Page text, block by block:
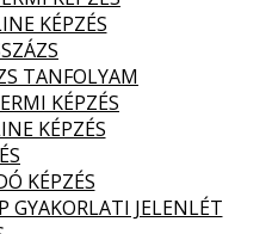
KÉPZÉS
TANFOLYAM
KÉPZÉS
KÉPZÉS
KÉPZÉS
GYAKORLATI JELENLÉT